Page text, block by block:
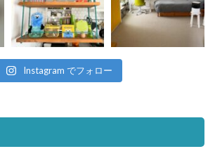
Instagram でフォロー